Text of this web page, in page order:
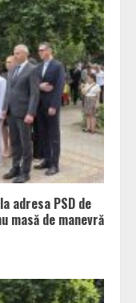
adresa PSD de
masă de manevră